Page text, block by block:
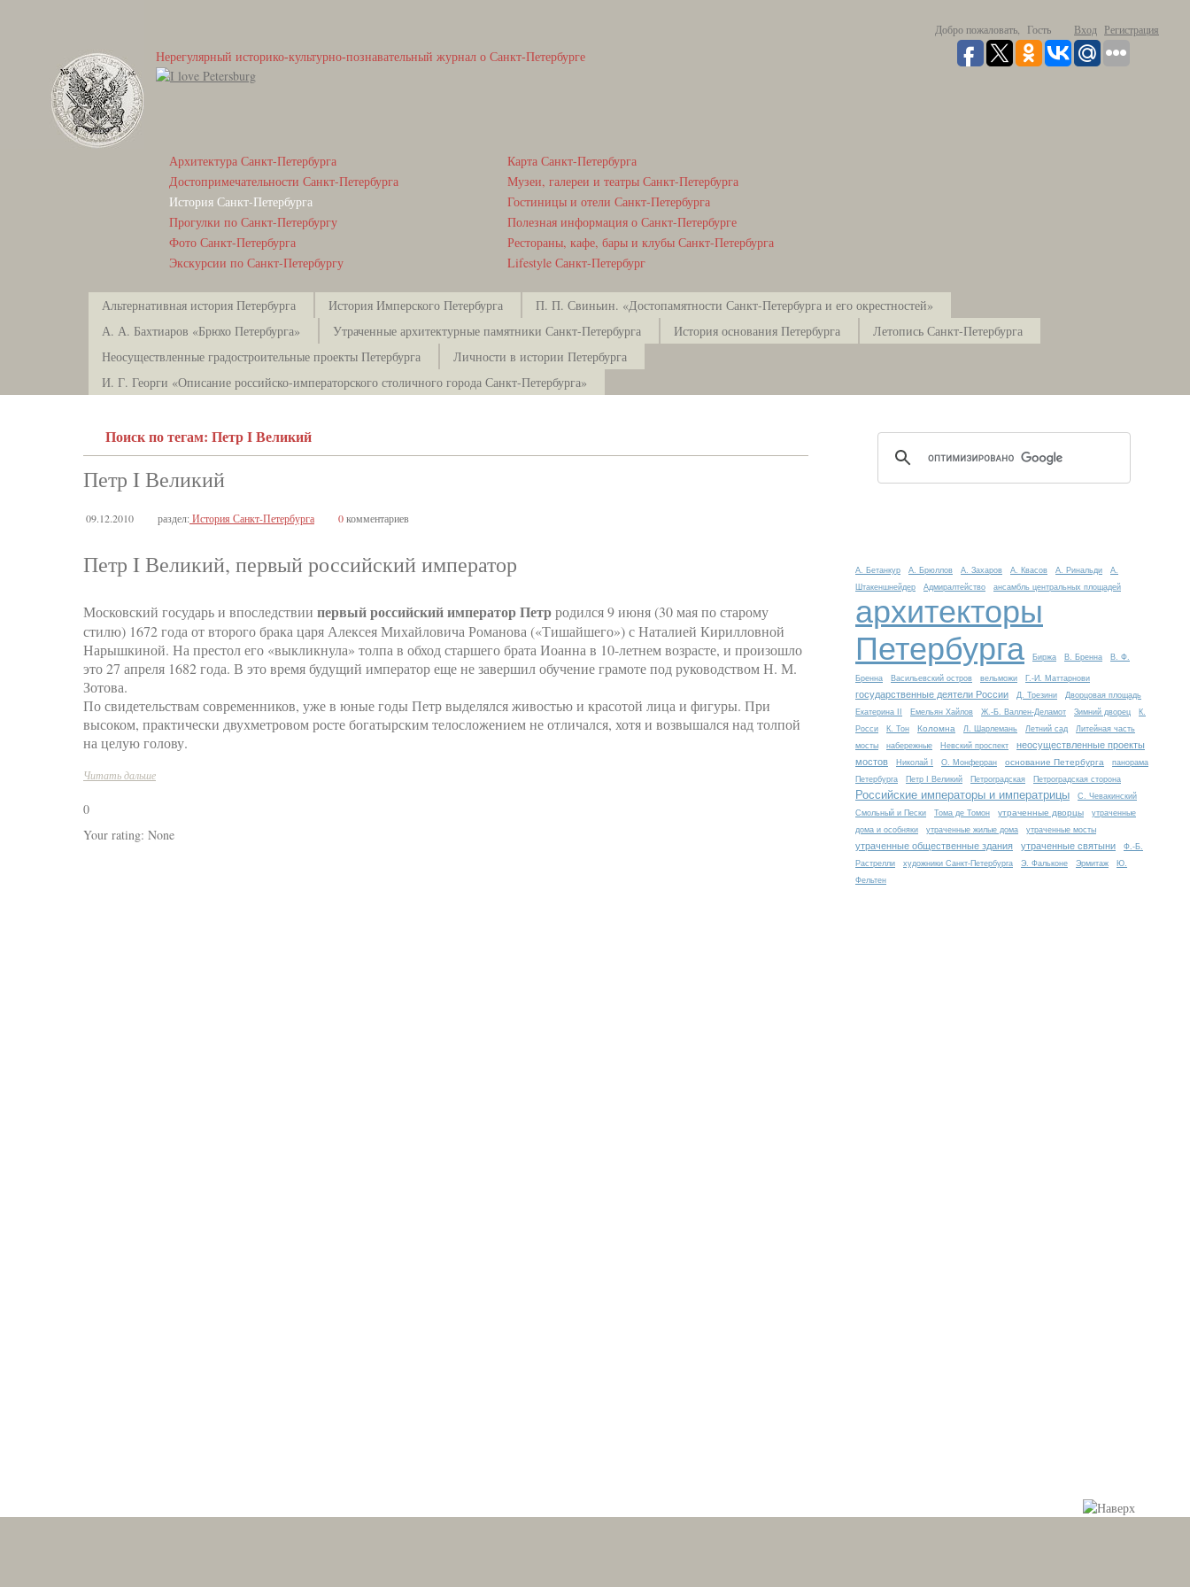
Добро пожаловать, Гость Вход Регистрация
Нерегулярный историко-культурно-познавательный журнал о Санкт-Петербурге
Архитектура Санкт-Петербурга
Достопримечательности Санкт-Петербурга
История Санкт-Петербурга
Прогулки по Санкт-Петербургу
Фото Санкт-Петербурга
Экскурсии по Санкт-Петербургу
Карта Санкт-Петербурга
Музеи, галереи и театры Санкт-Петербурга
Гостиницы и отели Санкт-Петербурга
Полезная информация о Санкт-Петербурге
Рестораны, кафе, бары и клубы Санкт-Петербурга
Lifestyle Санкт-Петербург
Альтернативная история Петербурга История Имперского Петербурга
П. П. Свиньин. «Достопамятности Санкт-Петербурга и его окрестностей»
А. А. Бахтиаров «Брюхо Петербурга»
Утраченные архитектурные памятники Санкт-Петербурга История основания Петербурга
Летопись Санкт-Петербурга
Неосуществленные градостроительные проекты Петербурга
Личности в истории Петербурга
И. Г. Георги «Описание российско-императорского столичного города Санкт-Петербурга»
Поиск по тегам: Петр I Великий
Петр I Великий
09.12.2010 раздел:История Санкт-Петербурга 0комментариев
Петр I Великий, первый российский император
Московский государь и впоследствии первый российский император Петрродился 9 июня (30 мая по старому
стилю) 1672 года от второго брака царя Алексея Михайловича Романова («Тишайшего») с Наталией Кирилловной
Нарышкиной. На престол его «выкликнула» толпа в обход старшего брата Иоанна в 10-летнем возрасте, и произошло
это 27 апреля 1682 года. В это время будущий император еще не завершил обучение грамоте под руководством Н. М.
Зотова.
По свидетельствам современников, уже в юные годы Петр выделялся живостью и красотой лица и фигуры. При
высоком, практически двухметровом росте богатырским телосложением не отличался, хотя и возвышался над толпой
на целую голову.
Читать дальше
0
Your rating: None
А. Бетанкур А. Брюллов А. Захаров А. Квасов А. Ринальди
А.
Штакеншнейдер
Адмиралтейство ансамбль центральных площадей
архитекторы
Петербурга
Биржа В. Бренна В. Ф.
Бренна Васильевский остров вельможи Г.-И. Маттарнови
государственные деятели России Д. Трезини
Дворцовая площадь
Екатерина II
Емельян Хайлов Ж.-Б. Валлен-Деламот Зимний дворец
К.
Росси
К. Тон Коломна Л. Шарлемань Летний сад
Литейная часть
мосты
набережные Невский проспект
неосуществленные проекты
мостов
Николай I О. Монферран основание Петербурга
панорама
Петербурга
Петр I Великий Петроградская Петроградская сторона
Российские императоры и императрицы
С. Чевакинский
Смольный и Пески
Тома де Томон утраченные дворцы
утраченные
дома и особняки
утраченные жилые дома утраченные мосты
утраченные общественные здания утраченные святыни
Ф.-Б.
Растрелли
художники Санкт-Петербурга Э. Фальконе Эрмитаж
Ю.
Фельтен